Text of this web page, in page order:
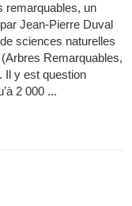
remarquables, un
Jean-Pierre Duval
sciences naturelles
Remarquables,
Il y est question
2 000 ...